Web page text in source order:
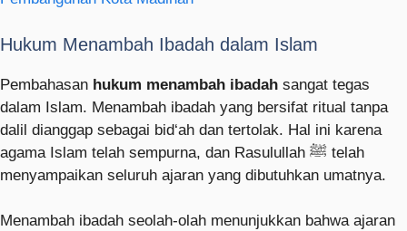
Hukum Menambah Ibadah dalam Islam
Pembahasan hukum menambah ibadah sangat tegas
dalam Islam. Menambah ibadah yang bersifat ritual tanpa
dalil dianggap sebagai bid‘ah dan tertolak. Hal ini karena
agama Islam telah sempurna, dan Rasulullah ﷺ telah
menyampaikan seluruh ajaran yang dibutuhkan umatnya.
Menambah ibadah seolah-olah menunjukkan bahwa ajaran